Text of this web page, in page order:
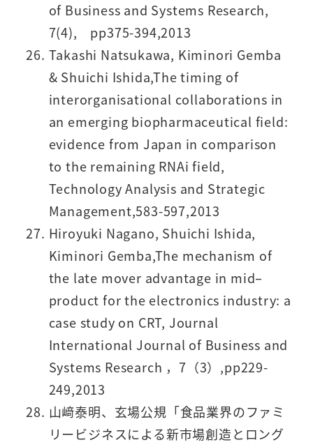
of Business and Systems Research,
7(4), pp375-394,2013
Takashi Natsukawa, Kiminori Gemba
& Shuichi Ishida,The timing of
interorganisational collaborations in
an emerging biopharmaceutical field:
evidence from Japan in comparison
to the remaining RNAi field,
Technology Analysis and Strategic
Management,583-597,2013
Hiroyuki Nagano, Shuichi Ishida,
Kiminori Gemba,The mechanism of
the late mover advantage in mid–
product for the electronics industry: a
case study on CRT, Journal
International Journal of Business and
Systems Research ，7（3）,pp229-
249,2013
山﨑泰明、玄場公規「食品業界のファミ
リービジネスによる新市場創造とロング